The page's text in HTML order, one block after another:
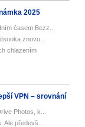
2025
časem Bezz...
znovu...
chlazením
VPN – srovnání
Photos, k...
předevš...